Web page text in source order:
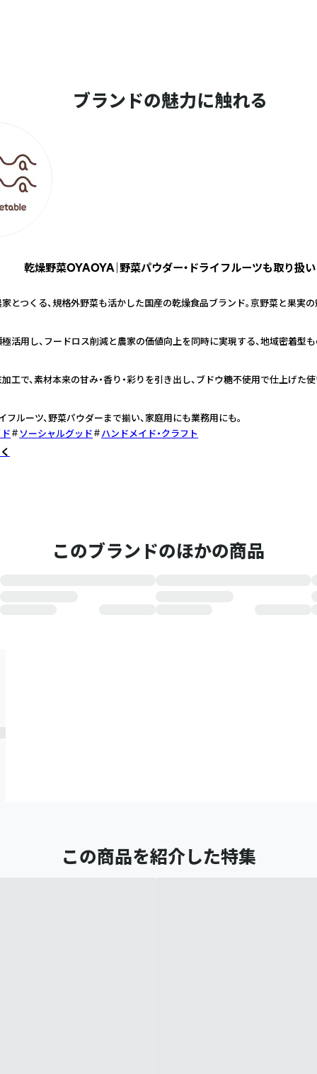
ブランドの魅力に触れる
乾燥野菜OYAOYA｜野菜パウダー・ドライフルーツも取り扱い
とつくる、規格外野菜も活かした国産の乾燥食品ブランド。京野菜と果実の
活用し、フードロス削減と農家の価値向上を同時に実現する、地域密着型も
工で、素材本来の甘み・香り・彩りを引き出し、ブドウ糖不使用で仕上げた
フルーツ、野菜パウダーまで揃い、家庭用にも業務用にも。
ソーシャルグッド
ハンドメイド・クラフト
このブランドのほかの商品
この商品を紹介した特集